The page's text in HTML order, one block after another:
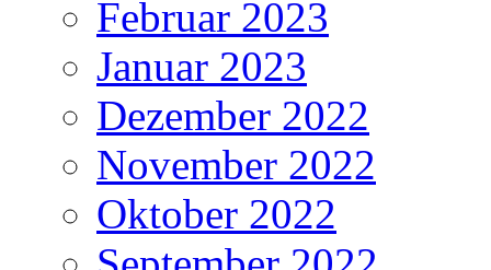
Februar 2023
Januar 2023
Dezember 2022
November 2022
Oktober 2022